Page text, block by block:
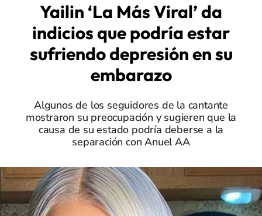
Yailin ‘La Más Viral’ da
indicios que podría estar
sufriendo depresión en su
embarazo
Algunos de los seguidores de la cantante
mostraron su preocupación y sugieren que la
causa de su estado podría deberse a la
separación con Anuel AA